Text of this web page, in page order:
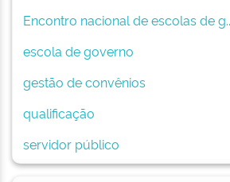
Encontro nacional de escolas de
escola de governo
gestão de convênios
qualificação
servidor público